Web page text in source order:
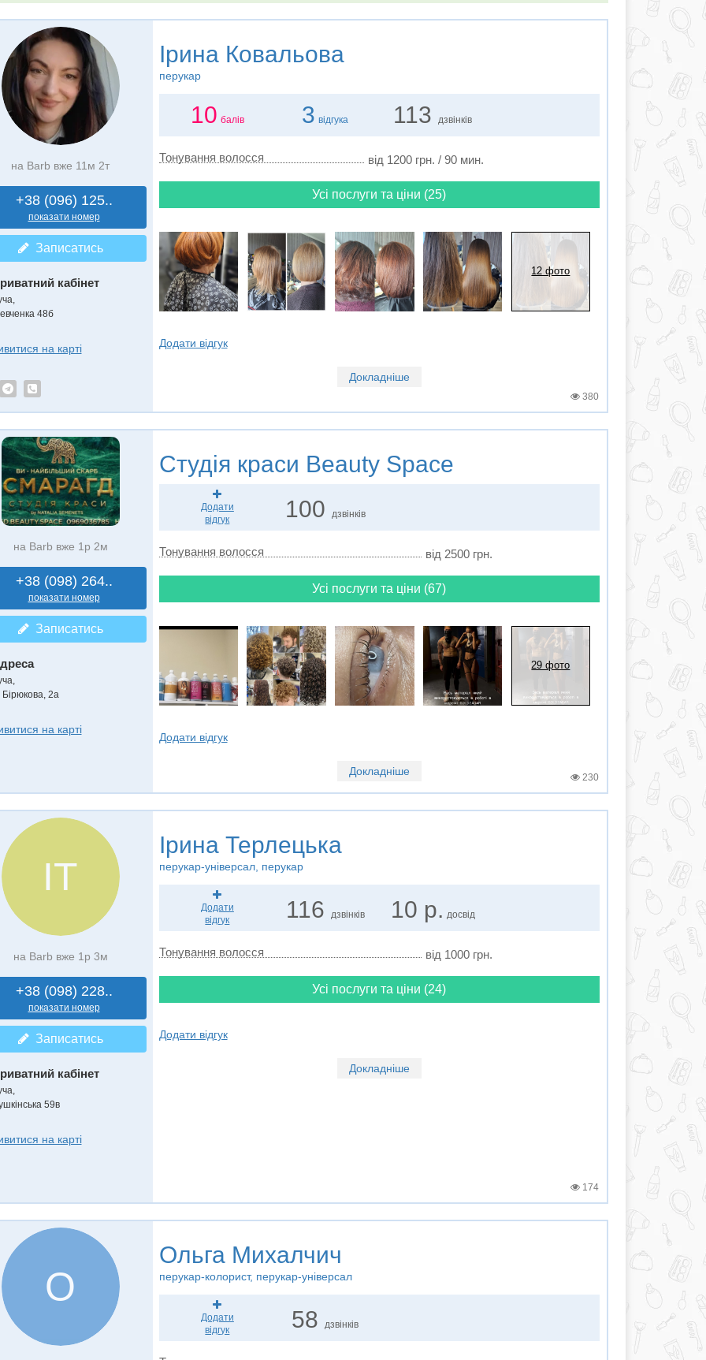
на Barb вже 11м 2т
+38 (096) 125..
показати номер
Записатись
кабінет
48б
на карті
Ірина Ковальова
перукар
10 балів 3 відгука 113 дзвінків
Тонування волосся від 1200 грн. / 90 мин.
Усі послуги та ціни (25)
12 фото
Додати відгук
Докладніше
380
на Barb вже 1р 2м
+38 (098) 264..
показати номер
Записатись
2а
на карті
Студія краси Beauty Space
Додати
відгук
100 дзвінків
Тонування волосся від 2500 грн.
Усі послуги та ціни (67)
29 фото
Додати відгук
Докладніше
230
ІТ
на Barb вже 1р 3м
+38 (098) 228..
показати номер
Записатись
кабінет
59в
на карті
Ірина Терлецька
перукар-універсал, перукар
Додати
відгук
116 дзвінків 10 р. досвід
Тонування волосся від 1000 грн.
Усі послуги та ціни (24)
Додати відгук
Докладніше
174
О
Ольга Михалчич
перукар-колорист, перукар-універсал
Додати
відгук
58 дзвінків